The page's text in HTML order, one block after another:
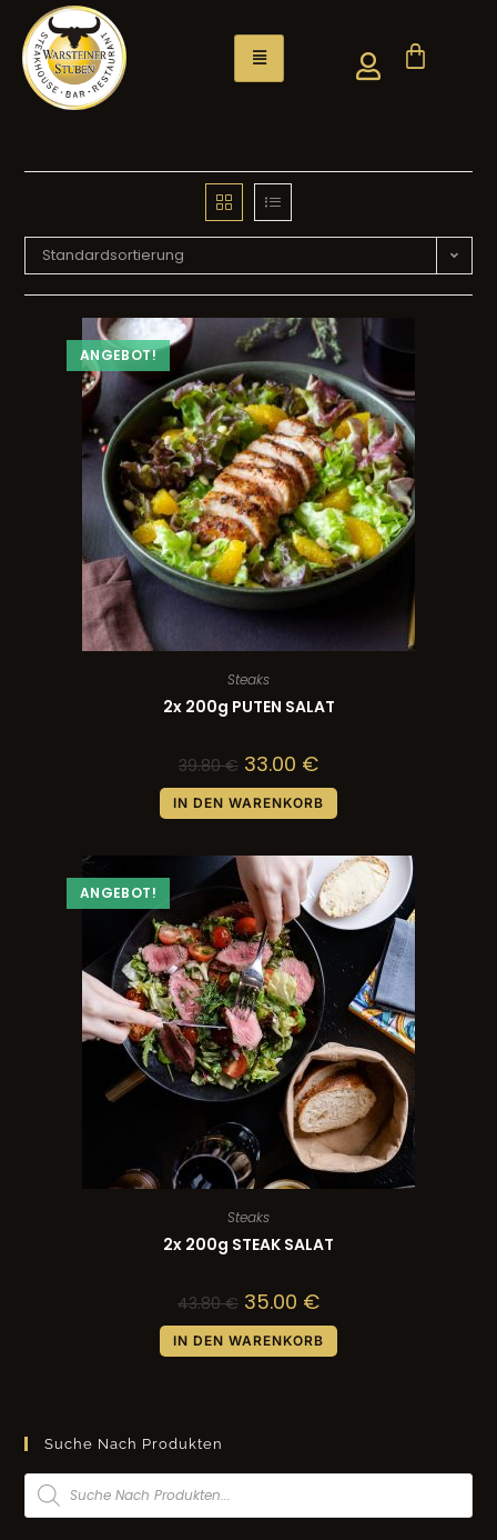
Standardsortierung
ANGEBOT!
Steaks
2x 200g PUTEN SALAT
39.80€ 33.00 €
IN DEN WARENKORB
ANGEBOT!
Steaks
2x 200g STEAK SALAT
43.80€ 35.00 €
IN DEN WARENKORB
Suche Nach Produkten